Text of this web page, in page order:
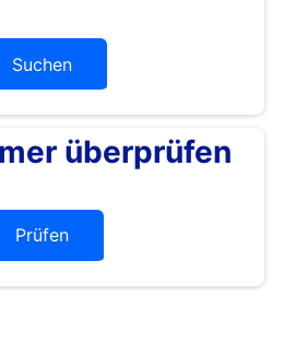
Suchen
überprüfen
Prüfen